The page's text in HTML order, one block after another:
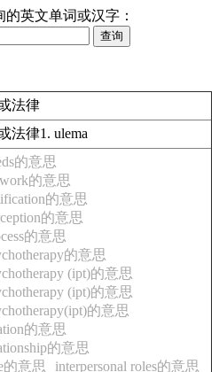
英文单词或汉字：
法律
法律1. ulema
的意思
的意思
的意思
的意思
的意思
的意思
(ipt)的意思
(ipt)的意思
的意思
的意思
的意思
的意思
interpersonal roles的意思